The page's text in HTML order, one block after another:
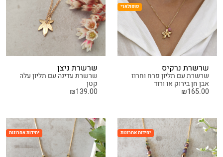
פופולארי
שרשרת נרקיס
שרשרת עם תליון פרח וחרוז
אבן חן בירוק או ורוד
₪165.00
שרשרת ניצן
שרשרת עדינה עם תליון עלה
קטן
₪139.00
יחידות אחרונות יחידות אחרונות